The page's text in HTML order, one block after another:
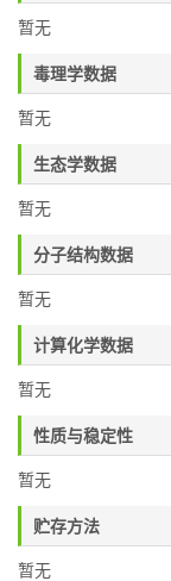
暂无
毒理学数据
暂无
生态学数据
暂无
分子结构数据
暂无
计算化学数据
暂无
性质与稳定性
暂无
贮存方法
暂无